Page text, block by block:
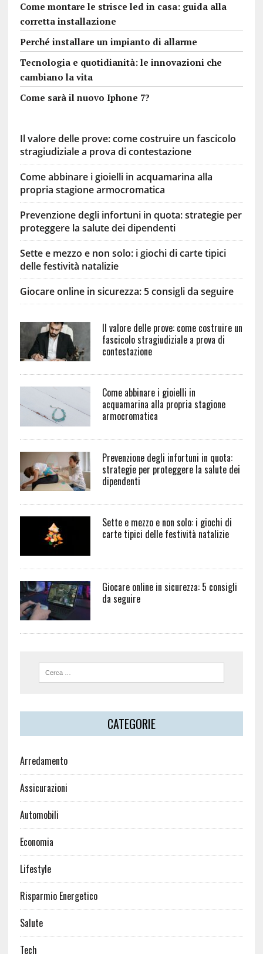
Come montare le strisce led in casa: guida alla
corretta installazione
Perché installare un impianto di allarme
Tecnologia e quotidianità: le innovazioni che
cambiano la vita
Come sarà il nuovo Iphone 7?
Il valore delle prove: come costruire un fascicolo
stragiudiziale a prova di contestazione
Come abbinare i gioielli in acquamarina alla
propria stagione armocromatica
Prevenzione degli infortuni in quota: strategie per
proteggere la salute dei dipendenti
Sette e mezzo e non solo: i giochi di carte tipici
delle festività natalizie
Giocare online in sicurezza: 5 consigli da seguire
Il valore delle prove: come costruire un
fascicolo stragiudiziale a prova di
contestazione
Come abbinare i gioielli in
acquamarina alla propria stagione
armocromatica
Prevenzione degli infortuni in quota:
strategie per proteggere la salute dei
dipendenti
Sette e mezzo e non solo: i giochi di
carte tipici delle festività natalizie
Giocare online in sicurezza: 5 consigli
da seguire
CATEGORIE
Arredamento
Assicurazioni
Automobili
Economia
Lifestyle
Risparmio Energetico
Salute
Tech